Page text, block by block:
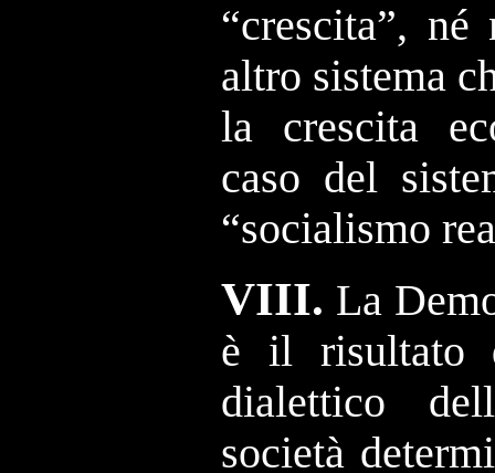
“crescita”,
altro sistema
la crescita
caso del
“socialismo
VIII. La
è il risultato
dialettico
società